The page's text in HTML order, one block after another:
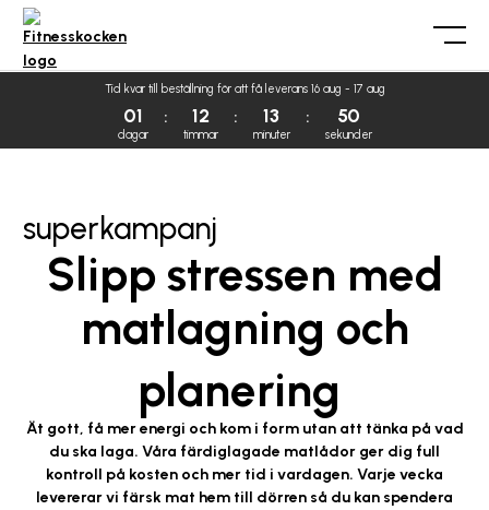
Tid kvar till beställning för att få leverans 16 aug - 17 aug
01
dagar
12
timmar
13
minuter
49
sekunder
superkampanj
Slipp stressen med
matlagning och
planering
Ät gott, få mer energi och kom i form utan att tänka på vad
du ska laga. Våra färdiglagade matlådor ger dig full
kontroll på kosten och mer tid i vardagen. Varje vecka
levererar vi färsk mat hem till dörren så du kan spendera